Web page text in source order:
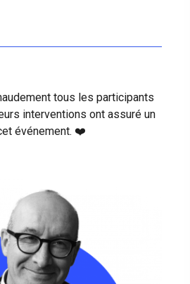
tous les participants
interventions ont assuré un
événement. ❤️